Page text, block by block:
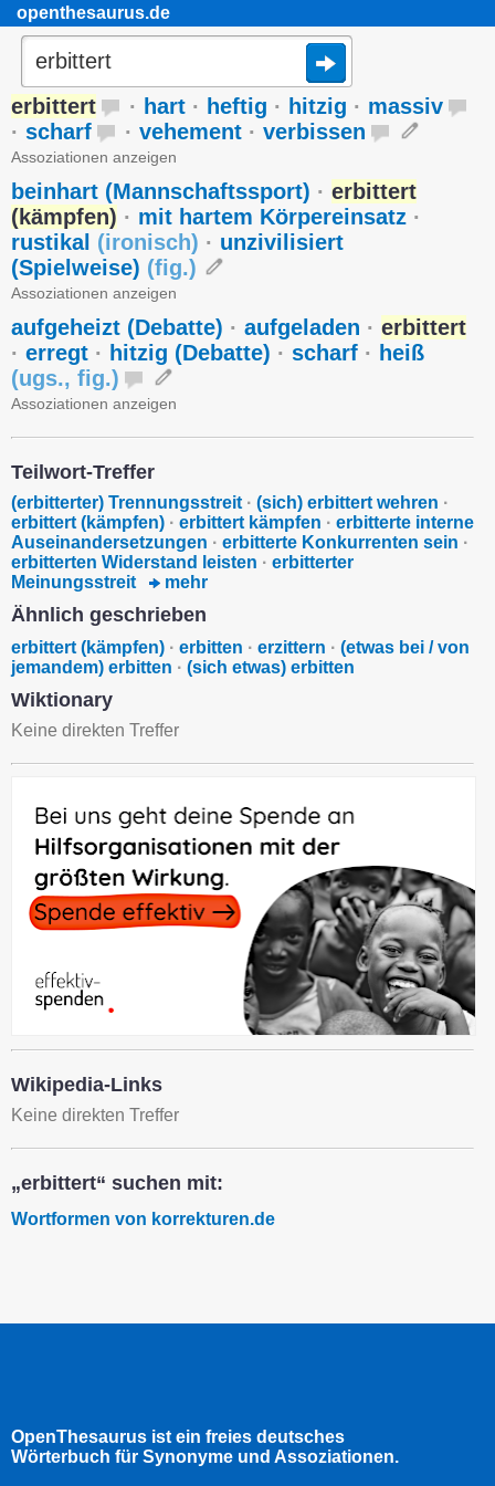
openthesaurus.de
erbittert · hart · heftig · hitzig · massiv
· scharf · vehement · verbissen
Assoziationen anzeigen
beinhart (Mannschaftssport) · erbittert
(kämpfen) · mit hartem Körpereinsatz ·
rustikal (ironisch) · unzivilisiert
(Spielweise) (fig.)
Assoziationen anzeigen
aufgeheizt (Debatte) · aufgeladen · erbittert
· erregt · hitzig (Debatte) · scharf · heiß
(ugs., fig.)
Assoziationen anzeigen
Teilwort-Treffer
(erbitterter) Trennungsstreit · (sich) erbittert wehren ·
erbittert (kämpfen) · erbittert kämpfen · erbitterte interne
Auseinandersetzungen · erbitterte Konkurrenten sein ·
erbitterten Widerstand leisten · erbitterter
Meinungsstreit
mehr
Ähnlich geschrieben
erbittert (kämpfen) · erbitten · erzittern · (etwas bei / von
jemandem) erbitten · (sich etwas) erbitten
Wiktionary
Keine direkten Treffer
Wikipedia-Links
Keine direkten Treffer
„erbittert“ suchen mit:
Wortformen von korrekturen.de
OpenThesaurus ist ein freies deutsches
Wörterbuch für Synonyme und Assoziationen.